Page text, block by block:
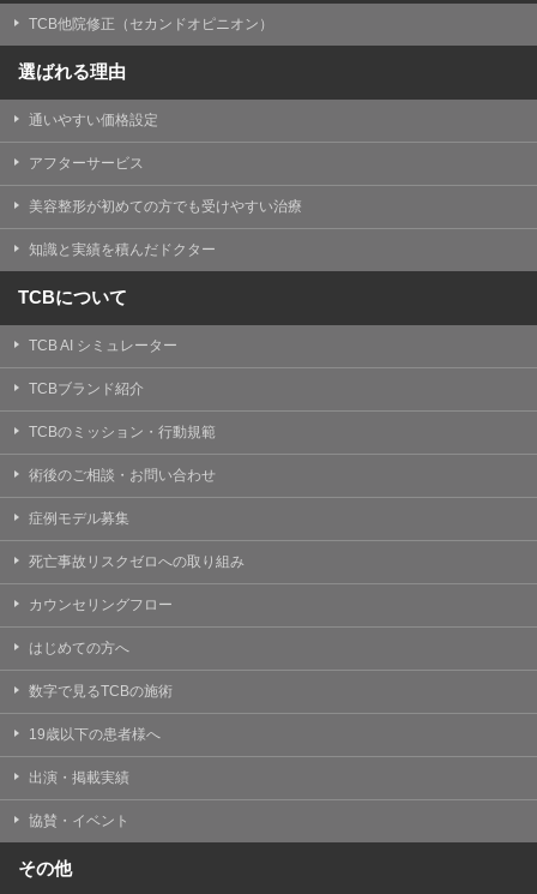
TCB他院修正（セカンドオピニオン）
選ばれる理由
通いやすい価格設定
アフターサービス
美容整形が初めての方でも受けやすい治療
知識と実績を積んだドクター
TCBについて
TCB AI シミュレーター
TCBブランド紹介
TCBのミッション・行動規範
術後のご相談・お問い合わせ
症例モデル募集
死亡事故リスクゼロへの取り組み
カウンセリングフロー
はじめての方へ
数字で見るTCBの施術
19歳以下の患者様へ
出演・掲載実績
協賛・イベント
その他